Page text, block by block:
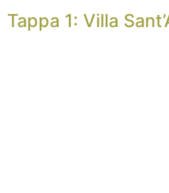
Tappa 1: Villa